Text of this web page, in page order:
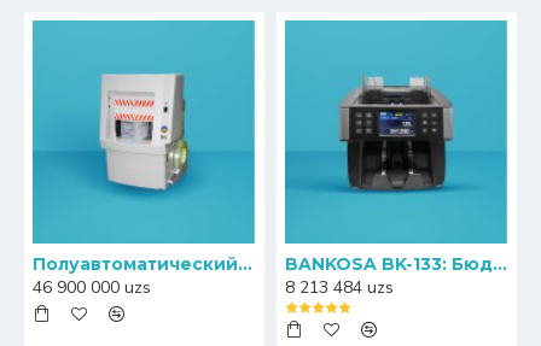
Полуавтоматический пресс-упаковщик банкнот Canny S20
46 900 000 uzs
BANKOSA BK-133: Бюджетный счетчик банкнот с функцией определения номиналов
8 213 484 uzs